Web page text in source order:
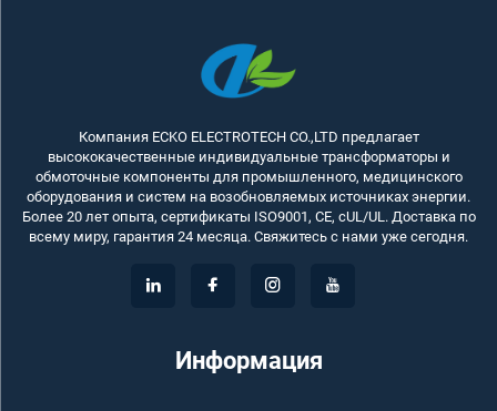
Компания ECKO ELECTROTECH CO.,LTD предлагает
высококачественные индивидуальные трансформаторы и
обмоточные компоненты для промышленного, медицинского
оборудования и систем на возобновляемых источниках энергии.
Более 20 лет опыта, сертификаты ISO9001, CE, cUL/UL. Доставка по
всему миру, гарантия 24 месяца. Свяжитесь с нами уже сегодня.
Информация